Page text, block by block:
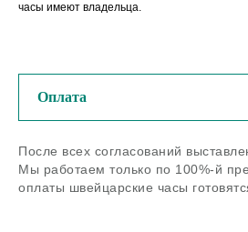
часы имеют владельца.
После всех согласований
Мы работаем только по 100%-й
оплаты швейцарские часы
оригинальные швейцарские
часы из любого региона РФ
Если остались вопросы -
нам их по телефону или в